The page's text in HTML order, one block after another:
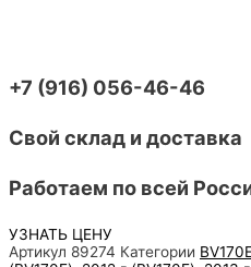
+7 (916) 056-46-46
Свой склад и доставка
Работаем по всей
УЗНАТЬ ЦЕНУ
Артикул 89274 Категории